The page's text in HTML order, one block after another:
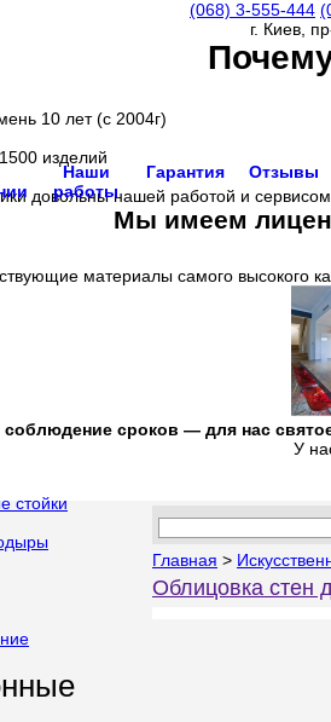
Наши
работы
Гарантия Отзывы
(068) 3-555-444
г. Киев,
10 лет (с 2004г)
изделий
довольны нашей работой и сервисом
Мы имеем
материалы самого высокого
соблюдение сроков — для нас
У
Главная >
Облицовка стен
стойки